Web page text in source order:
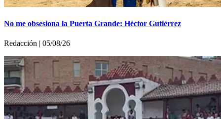
No me obsesiona la Puerta Grande: Héctor Gutièrrez
Redacción | 05/08/26